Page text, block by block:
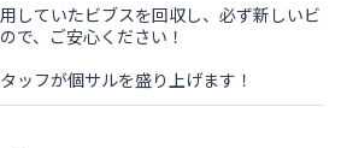
していたビブスを回収し、必ず新しいビ
で、ご安心ください！
ッフが個サルを盛り上げます！